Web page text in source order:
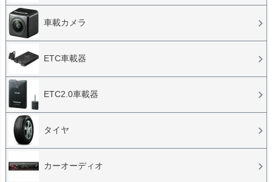
車載カメラ
ETC車載器
ETC2.0車載器
タイヤ
カーオーディオ